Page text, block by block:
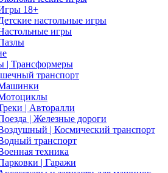
18+
настольные игры
игры
| Трансформеры
транспорт
| Авторалли
| Железные дороги
| Космический транспорт
транспорт
техника
| Гаражи